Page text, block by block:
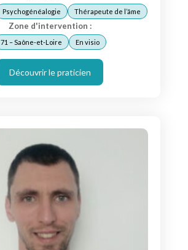
Psychogénéalogie Thérapeute de l’âme
Zone d'intervention :
71 – Saône-et-Loire En visio
Découvrir le praticien